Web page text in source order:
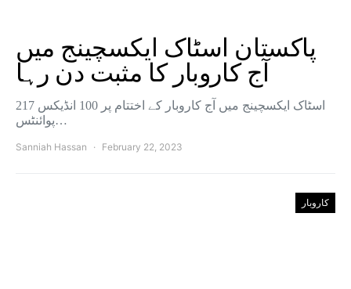
پاکستان اسٹاک ایکسچینج میں
آج کاروبار کا مثبت دن رہا
اسٹاک ایکسچینج میں آج کاروبار کے اختتام پر 100 انڈیکس 217
پوائنٹس…
Sanniah Hassan February 22, 2023
کاروبار